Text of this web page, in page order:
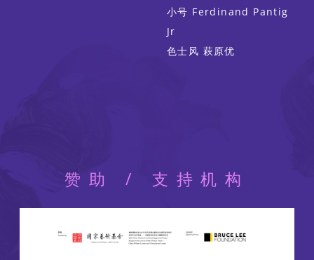
小号 Ferdinand Pantig
Jr
色士风 萩原优
赞助 / 支持机构